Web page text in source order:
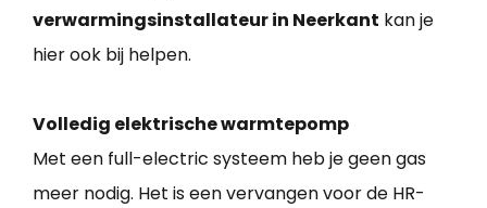
verwarmingsinstallateur in Neerkant kan je
hier ook bij helpen.
Volledig elektrische warmtepomp
Met een full-electric systeem heb je geen gas
meer nodig. Het is een vervangen voor de HR-